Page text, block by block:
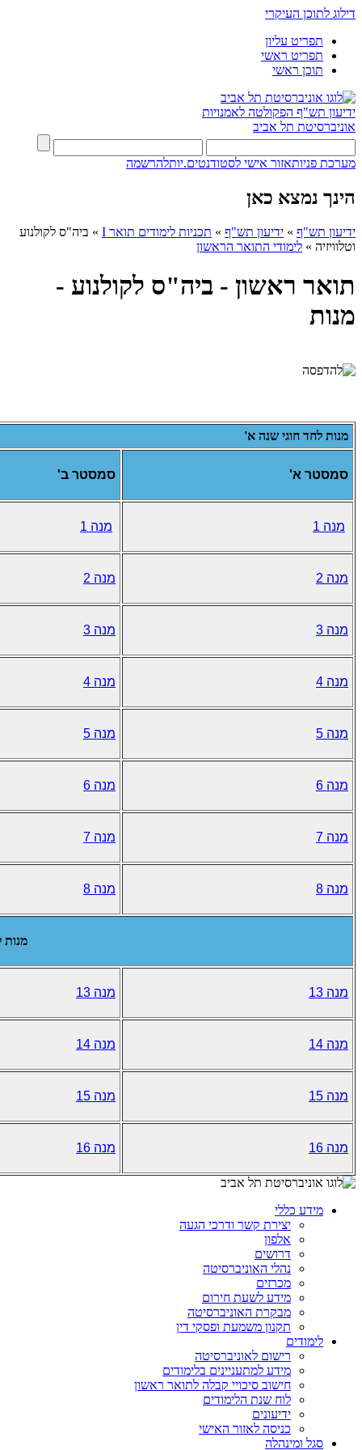
דילוג לתוכן העיקרי
תפריט עליון
תפריט ראשי
תוכן ראשי
ידיעון תש"ף הפקולטה לאמנויות
אוניברסיטת תל אביב
מערכת פניותאזור אישי לסטודנטים.יותלהרשמה
הינך נמצא כאן
ידיעון תש"ף » ידיעון תש"ף » תכניות לימודים תואר I » ביה"ס לקולנוע
וטלוויזיה » לימודי התואר הראשון
תואר ראשון - ביה"ס לקולנוע -
מנות
מנות לחד חוגי שנה א'
סמסטר א' סמסטר ב'
מנה 1 מנה 1
מנה 2 מנה 2
מנה 3 מנה 3
מנה 4 מנה 4
מנה 5 מנה 5
מנה 6 מנה 6
מנה 7 מנה 7
מנה 8 מנה 8
מנות
מנה 13 מנה 13
מנה 14 מנה 14
מנה 15 מנה 15
מנה 16 מנה 16
מידע כללי
יצירת קשר ודרכי הגעה
אלפון
דרושים
נהלי האוניברסיטה
מכרזים
מידע לשעת חירום
מבקרת האוניברסיטה
תקנון משמעת ופסקי דין
לימודים
רישום לאוניברסיטה
מידע למתעניינים בלימודים
חישוב סיכויי קבלה לתואר ראשון
לוח שנת הלימודים
ידיעונים
כניסה לאזור האישי
סגל ומינהלה